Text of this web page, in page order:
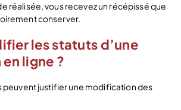
réalisée, vous recevez un récépissé que
conserver.
les statuts d’une
ligne ?
peuvent justifier une modification des